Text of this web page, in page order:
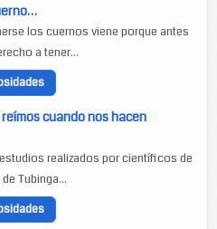
los cuernos viene porque antes
a tener...
reímos cuando nos hacen
realizados por científicos de
Tubinga...